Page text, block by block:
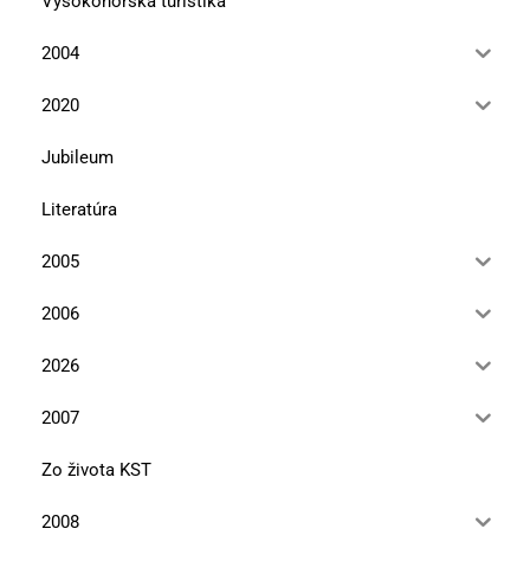
2004
2020
Jubileum
Literatúra
2005
2006
2026
2007
Zo života KST
2008